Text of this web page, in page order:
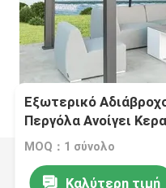
Εξωτερικό
Περγόλα Ανοίγει
Ανασυρόμενο
MOQ：1 σύνολο
Καλύτερη τιμή